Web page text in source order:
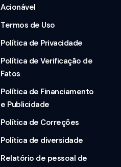
Acionável
Termos de Uso
Política de Privacidade
Política de Verificação de
Fatos
Política de Financiamento
e Publicidade
Política de Correções
Política de diversidade
Relatório de pessoal de